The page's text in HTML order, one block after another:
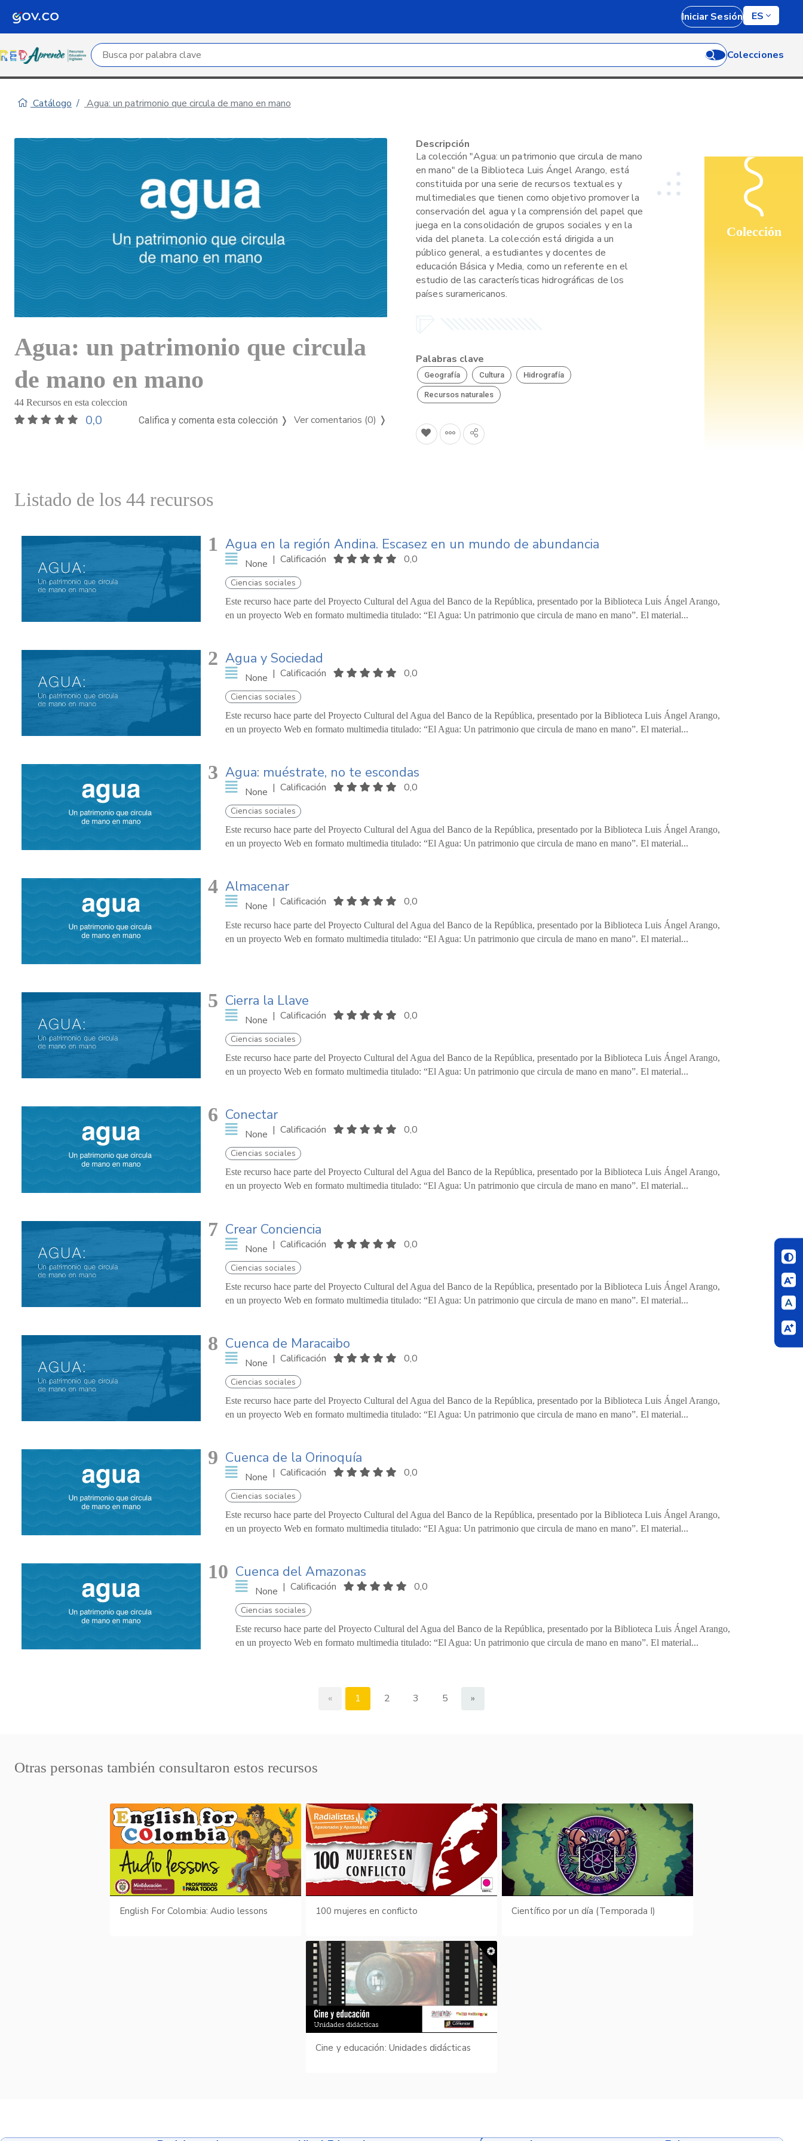
Iniciar Sesión ES
Campo de búsqueda por palabra clave Colecciones
Catálogo Agua: un patrimonio que circula de mano en mano
Colección
Agua: un patrimonio que circula
de mano en mano
44 Recursos en esta coleccion
0,0 Califica y comenta esta colección ❭ Ver comentarios (0) ❭
Descripción
La colección "Agua: un patrimonio que circula de mano
en mano" de la Biblioteca Luis Ángel Arango, está
constituida por una serie de recursos textuales y
multimediales que tienen como objetivo promover la
conservación del agua y la comprensión del papel que
juega en la consolidación de grupos sociales y en la
vida del planeta. La colección está dirigida a un
público general, a estudiantes y docentes de
educación Básica y Media, como un referente en el
estudio de las características hidrográficas de los
países suramericanos.
Palabras clave
Geografía Cultura Hidrografía
Recursos naturales
Listado de los 44 recursos
1 Agua en la región Andina. Escasez en un mundo de abundancia
None | Calificación 0,0
Ciencias sociales
Este recurso hace parte del Proyecto Cultural del Agua del Banco de la República, presentado por la Biblioteca Luis Ángel Arango,
en un proyecto Web en formato multimedia titulado: “El Agua: Un patrimonio que circula de mano en mano”. El material...
2 Agua y Sociedad
None | Calificación 0,0
Ciencias sociales
Este recurso hace parte del Proyecto Cultural del Agua del Banco de la República, presentado por la Biblioteca Luis Ángel Arango,
en un proyecto Web en formato multimedia titulado: “El Agua: Un patrimonio que circula de mano en mano”. El material...
3 Agua: muéstrate, no te escondas
None | Calificación 0,0
Ciencias sociales
Este recurso hace parte del Proyecto Cultural del Agua del Banco de la República, presentado por la Biblioteca Luis Ángel Arango,
en un proyecto Web en formato multimedia titulado: “El Agua: Un patrimonio que circula de mano en mano”. El material...
4 Almacenar
None | Calificación 0,0
Este recurso hace parte del Proyecto Cultural del Agua del Banco de la República, presentado por la Biblioteca Luis Ángel Arango,
en un proyecto Web en formato multimedia titulado: “El Agua: Un patrimonio que circula de mano en mano”. El material...
5 Cierra la Llave
None | Calificación 0,0
Ciencias sociales
Este recurso hace parte del Proyecto Cultural del Agua del Banco de la República, presentado por la Biblioteca Luis Ángel Arango,
en un proyecto Web en formato multimedia titulado: “El Agua: Un patrimonio que circula de mano en mano”. El material...
6 Conectar
None | Calificación 0,0
Ciencias sociales
Este recurso hace parte del Proyecto Cultural del Agua del Banco de la República, presentado por la Biblioteca Luis Ángel Arango,
en un proyecto Web en formato multimedia titulado: “El Agua: Un patrimonio que circula de mano en mano”. El material...
7 Crear Conciencia
None | Calificación 0,0
Ciencias sociales
Este recurso hace parte del Proyecto Cultural del Agua del Banco de la República, presentado por la Biblioteca Luis Ángel Arango,
en un proyecto Web en formato multimedia titulado: “El Agua: Un patrimonio que circula de mano en mano”. El material...
8 Cuenca de Maracaibo
None | Calificación 0,0
Ciencias sociales
Este recurso hace parte del Proyecto Cultural del Agua del Banco de la República, presentado por la Biblioteca Luis Ángel Arango,
en un proyecto Web en formato multimedia titulado: “El Agua: Un patrimonio que circula de mano en mano”. El material...
9 Cuenca de la Orinoquía
None | Calificación 0,0
Ciencias sociales
Este recurso hace parte del Proyecto Cultural del Agua del Banco de la República, presentado por la Biblioteca Luis Ángel Arango,
en un proyecto Web en formato multimedia titulado: “El Agua: Un patrimonio que circula de mano en mano”. El material...
10 Cuenca del Amazonas
None | Calificación 0,0
Ciencias sociales
Este recurso hace parte del Proyecto Cultural del Agua del Banco de la República, presentado por la Biblioteca Luis Ángel Arango,
en un proyecto Web en formato multimedia titulado: “El Agua: Un patrimonio que circula de mano en mano”. El material...
« 1 2 3 5 »
Otras personas también consultaron estos recursos
English For Colombia: Audio lessons 100 mujeres en conflicto Científico por un día (Temporada I)
Cine y educación: Unidades didácticas